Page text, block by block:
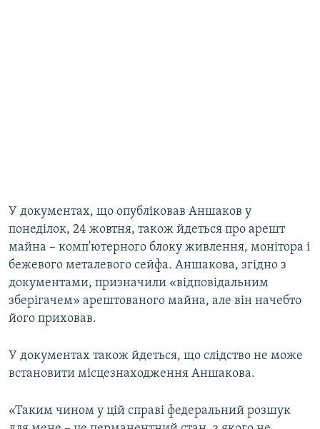
У документах, що опубліковав Аншаков у
понеділок, 24 жовтня, також йдеться про арешт
майна – комп'ютерного блоку живлення, монітора і
бежевого металевого сейфа. Аншакова, згідно з
документами, призначили «відповідальним
зберігачем» арештованого майна, але він начебто
його приховав.
У документах також йдеться, що слідство не може
встановити місцезнаходження Аншакова.
«Таким чином у цій справі федеральний розшук